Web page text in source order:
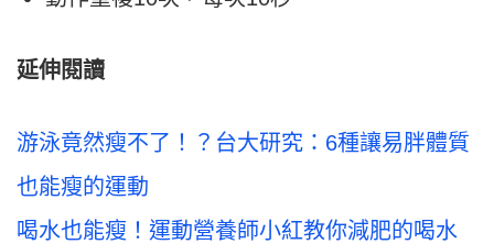
延伸閱讀
游泳竟然瘦不了！？台大研究：6種讓易胖體質
也能瘦的運動
喝水也能瘦！運動營養師小紅教你減肥的喝水